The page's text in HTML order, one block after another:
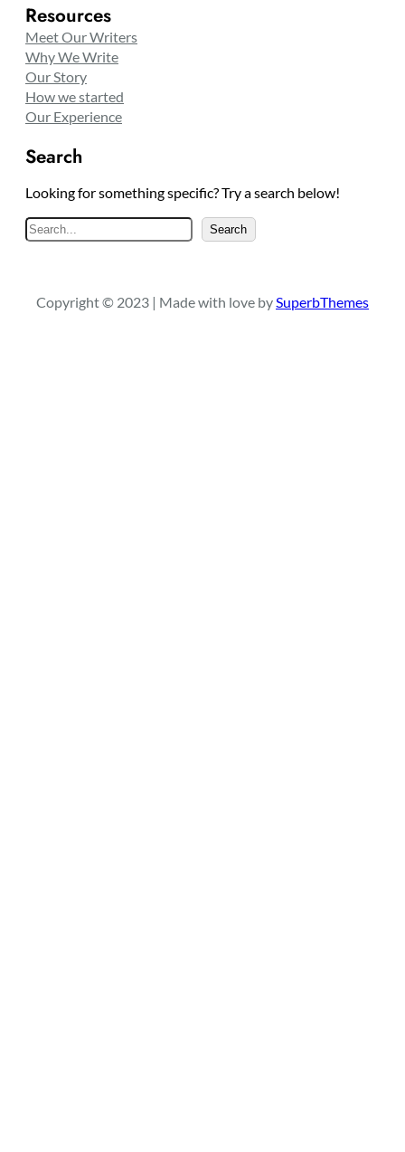
Resources
Meet Our Writers
Why We Write
Our Story
How we started
Our Experience
Search
Looking for something specific? Try a search below!
S
e
c
Search
Copyright © 2023 | Made with love by SuperbThemes